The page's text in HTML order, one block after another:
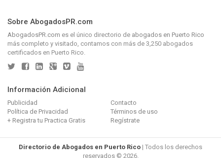
Sobre AbogadosPR.com
AbogadosPR.com es el único directorio de abogados en Puerto Rico
más completo y visitado, contamos con más de 3,250 abogados
certificados en Puerto Rico.
Información Adicional
Publicidad
Contacto
Política de Privacidad
Términos de uso
+ Registra tu Practica Gratis
Regístrate
Directorio de Abogados en Puerto Rico | Todos los derechos
reservados © 2026.